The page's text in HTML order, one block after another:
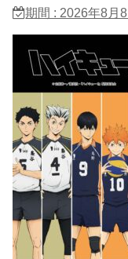
期間 : 2026年8月